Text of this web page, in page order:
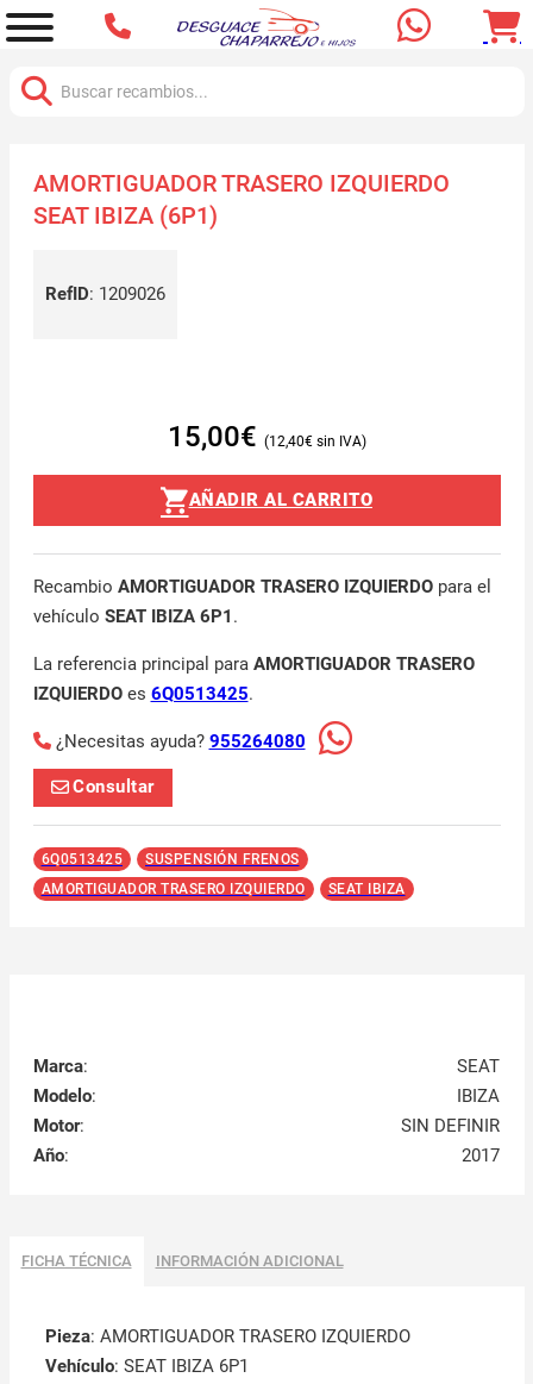
AMORTIGUADOR TRASERO IZQUIERDO
SEAT IBIZA (6P1)
RefID: 1209026
15,00€ 12,40€
AÑADIR AL CARRITO
Recambio AMORTIGUADOR TRASERO IZQUIERDOpara el
vehículo SEAT IBIZA 6P1 .
La referencia principal para AMORTIGUADOR TRASERO
IZQUIERDOes 6Q0513425.
¿Necesitas ayuda? 955264080
Consultar
6Q0513425
SUSPENSIÓN FRENOS
AMORTIGUADOR TRASERO IZQUIERDO
SEAT IBIZA
Marca:
SEAT
Modelo:
IBIZA
Motor:
SIN DEFINIR
Año: 2017
FICHA TÉCNICA INFORMACIÓN ADICIONAL
Pieza: AMORTIGUADOR TRASERO IZQUIERDO
Vehículo: SEAT IBIZA 6P1